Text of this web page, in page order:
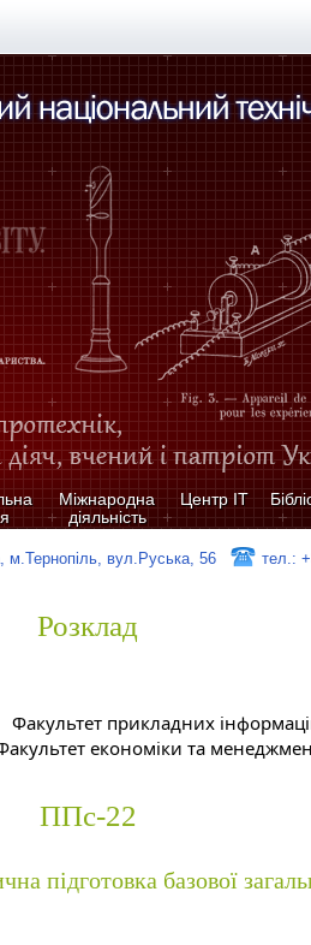
Міжнародна
діяльність
Центр ІТ
м.Тернопіль, вул.Руська, 56 тел.:
Розклад
Факультет прикладних
економіки та
ППс-22
підготовка базової